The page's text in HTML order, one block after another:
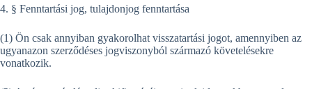
4. § Fenntartási jog, tulajdonjog fenntartása
(1) Ön csak annyiban gyakorolhat visszatartási jogot, amennyiben az
ugyanazon szerződéses jogviszonyból származó követelésekre
vonatkozik.